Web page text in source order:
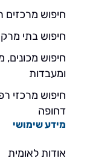
חיפוש מרכזים
חיפוש בתי
חיפוש מכונים,
ומעבדות
חיפוש מרכזי
דחופה
מידע שימושי
אודות לאומית